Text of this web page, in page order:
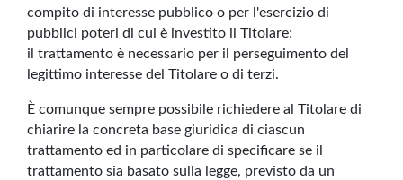
compito di interesse pubblico o per l'esercizio di
pubblici poteri di cui è investito il Titolare;
il trattamento è necessario per il perseguimento del
legittimo interesse del Titolare o di terzi.
È comunque sempre possibile richiedere al Titolare di
chiarire la concreta base giuridica di ciascun
trattamento ed in particolare di specificare se il
trattamento sia basato sulla legge, previsto da un